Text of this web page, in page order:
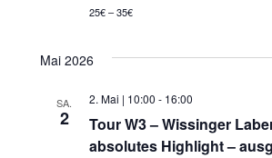
25€ – 35€
Mai 2026
SA.
2
Tour W3 – Wissinger
absolutes Highlight –
2. Mai | 10:00 - 16:00